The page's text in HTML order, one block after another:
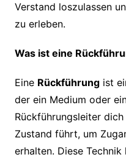
Verstand loszulassen
zu erleben.
Was ist eine
Eine Rückführungist
der ein Medium oder
Rückführungsleiter
Zustand führt, um
erhalten. Diese